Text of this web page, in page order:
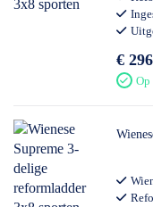
€
Op